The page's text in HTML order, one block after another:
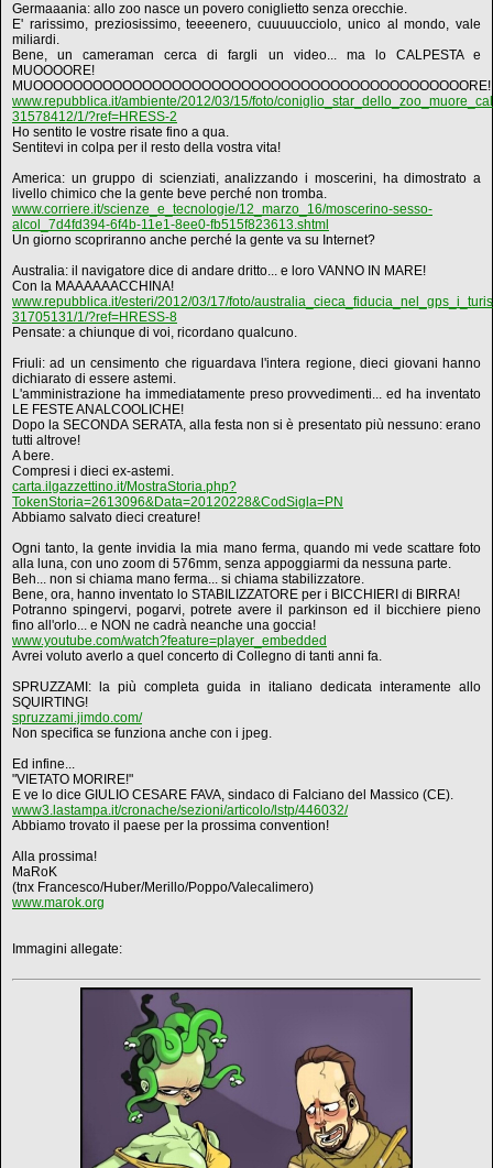
Germaaania: allo zoo nasce un povero coniglietto senza orecchie.
E' rarissimo, preziosissimo, teeeenero, cuuuuucciolo, unico al mondo, vale
miliardi.
Bene, un cameraman cerca di fargli un video... ma lo CALPESTA e
MUOOOORE!
www.repubblica.it/ambiente/2012/03/15/foto/
31578412/1/?ref=HRESS-2
Ho sentito le vostre risate fino a qua.
Sentitevi in colpa per il resto della vostra vita!
America: un gruppo di scienziati, analizzando i moscerini, ha dimostrato a
livello chimico che la gente beve perché non tromba.
www.corriere.it/scienze_e_tecnologie/12_marzo_16/moscerino-sesso-
alcol_7d4fd394-6f4b-11e1-8ee0-fb515f823613.shtml
Un giorno scopriranno anche perché la gente va su Internet?
Australia: il navigatore dice di andare dritto... e loro VANNO IN MARE!
Con la MAAAAAACCHINA!
www.repubblica.it/esteri/2012/03/17/foto/
31705131/1/?ref=HRESS-8
Pensate: a chiunque di voi, ricordano qualcuno.
Friuli: ad un censimento che riguardava l'intera regione, dieci giovani hanno
dichiarato di essere astemi.
L'amministrazione ha immediatamente preso provvedimenti... ed ha inventato
LE FESTE ANALCOOLICHE!
Dopo la SECONDA SERATA, alla festa non si è presentato più nessuno: erano
tutti altrove!
A bere.
Compresi i dieci ex-astemi.
carta.ilgazzettino.it/MostraStoria.php?
TokenStoria=2613096&Data=20120228&CodSigla=PN
Abbiamo salvato dieci creature!
Ogni tanto, la gente invidia la mia mano ferma, quando mi vede scattare foto
alla luna, con uno zoom di 576mm, senza appoggiarmi da nessuna parte.
Beh... non si chiama mano ferma... si chiama stabilizzatore.
Bene, ora, hanno inventato lo STABILIZZATORE per i BICCHIERI di BIRRA!
Potranno spingervi, pogarvi, potrete avere il parkinson ed il bicchiere pieno
fino all'orlo... e NON ne cadrà neanche una goccia!
www.youtube.com/watch?feature=player_embedded
Avrei voluto averlo a quel concerto di Collegno di tanti anni fa.
SPRUZZAMI: la più completa guida in italiano dedicata interamente allo
SQUIRTING!
spruzzami.jimdo.com/
Non specifica se funziona anche con i jpeg.
Ed infine...
"VIETATO MORIRE!"
E ve lo dice GIULIO CESARE FAVA, sindaco di Falciano del Massico (CE).
www3.lastampa.it/cronache/sezioni/articolo/lstp/446032/
Abbiamo trovato il paese per la prossima convention!
Alla prossima!
MaRoK
(tnx Francesco/Huber/Merillo/Poppo/Valecalimero)
www.marok.org
Immagini allegate: